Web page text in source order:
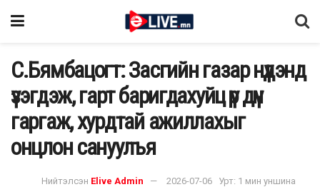
С.Бямбацогт: Засгийн газар нүдэнд
үзэгдэж, гарт баригдахуйц үр дүн
гаргаж, хурдтай ажиллахыг
онцлон сануулъя
Нийтэлсэн Elive Admin 2026-07-06 Урт: 1 мин уншина